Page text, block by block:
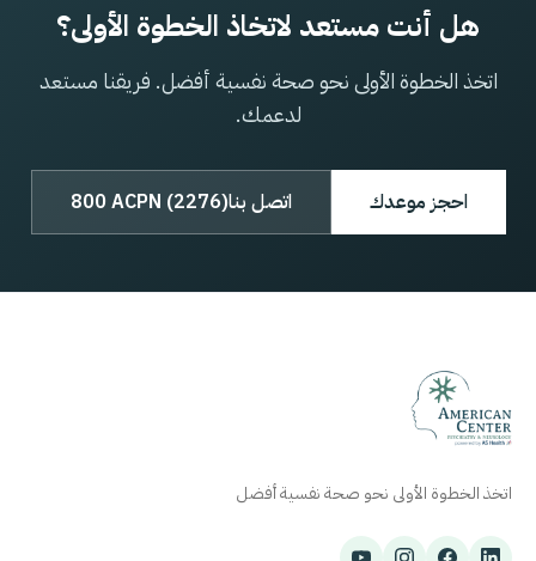
هل أنت مستعد لاتخاذ الخطوة الأولى؟
اتخذ الخطوة الأولى نحو صحة نفسية أفضل. فريقنا مستعد
لدعمك.
احجز موعدك اتصل بنا800 ACPN (2276)
اتخذ الخطوة الأولى نحو صحة نفسية أفضل